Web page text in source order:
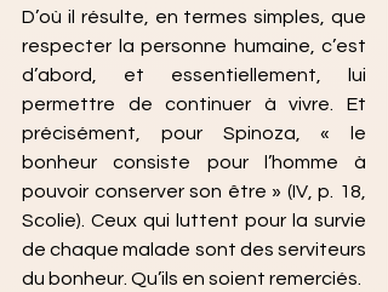
D’où il résulte, en termes simples, que
respecter la personne humaine, c’est
d’abord, et essentiellement, lui
permettre de continuer à vivre. Et
précisément, pour Spinoza, « le
bonheur consiste pour l’homme à
pouvoir conserver son être » (IV, p. 18,
Scolie). Ceux qui luttent pour la survie
de chaque malade sont des serviteurs
du bonheur. Qu’ils en soient remerciés.